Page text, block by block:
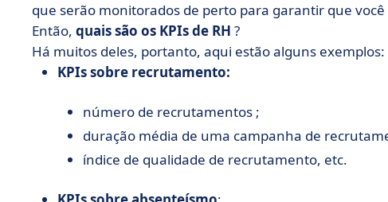
que serão monitorados de perto para garantir que
Então, quais são os KPIs de RH ?
Há muitos deles, portanto, aqui estão alguns exemplos:
KPIs sobre recrutamento:
número de recrutamentos ;
duração média de uma campanha de
índice de qualidade de recrutamento, etc.